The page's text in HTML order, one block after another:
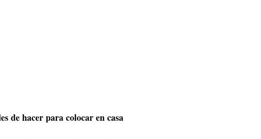
de hacer para colocar en casa